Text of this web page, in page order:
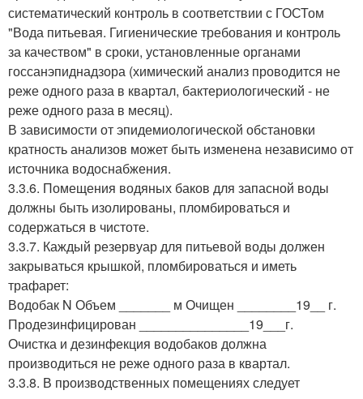
систематический контроль в соответствии с ГОСТом
"Вода питьевая. Гигиенические требования и контроль
за качеством" в сроки, установленные органами
госсанэпиднадзора (химический анализ проводится не
реже одного раза в квартал, бактериологический - не
реже одного раза в месяц).
В зависимости от эпидемиологической обстановки
кратность анализов может быть изменена независимо от
источника водоснабжения.
3.3.6. Помещения водяных баков для запасной воды
должны быть изолированы, пломбироваться и
содержаться в чистоте.
3.3.7. Каждый резервуар для питьевой воды должен
закрываться крышкой, пломбироваться и иметь
трафарет:
Водобак N Объем _______ м Очищен ________19__ г.
Продезинфицирован _______________19___г.
Очистка и дезинфекция водобаков должна
производиться не реже одного раза в квартал.
3.3.8. В производственных помещениях следует